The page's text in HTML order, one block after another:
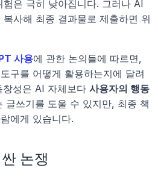
은 극히 낮아집니다. 그러나 AI
사해 최종 결과물로 제출하면 위
사용에 관한 논의들에 따르면,
구를 어떻게 활용하는지에 달려
성은 AI 자체보다 사용자의 행동
글쓰기를 도울 수 있지만, 최종 책
에게 있습니다.
논쟁